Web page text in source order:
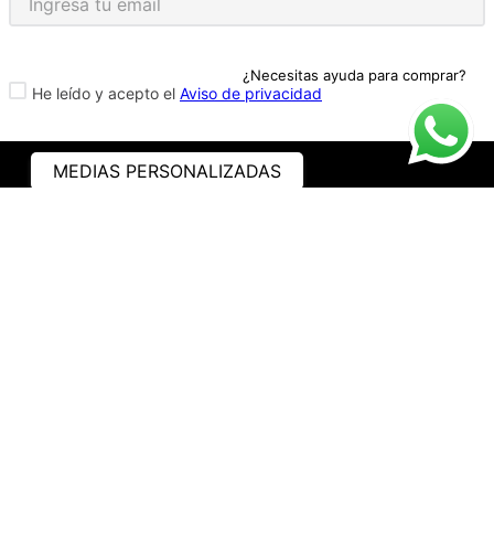
¿Necesitas ayuda para comprar?
He leído y acepto el Aviso de privacidad
MEDIAS PERSONALIZADAS